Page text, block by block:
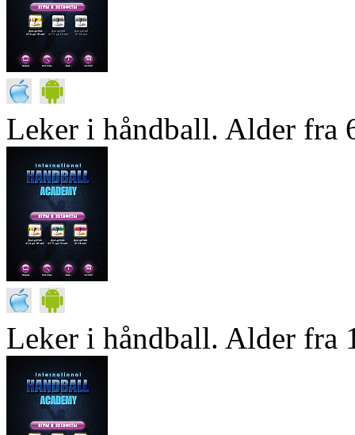
Leker i håndball. Alder fra
Leker i håndball. Alder fra